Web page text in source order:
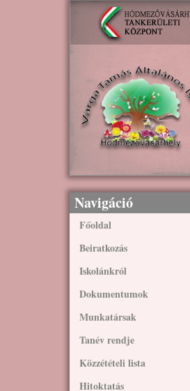
Ugrás a tartalomra
Navigáció
Főoldal
Beiratkozás
Iskolánkról
Dokumentumok
Munkatársak
Tanév rendje
Közzétételi lista
Hitoktatás